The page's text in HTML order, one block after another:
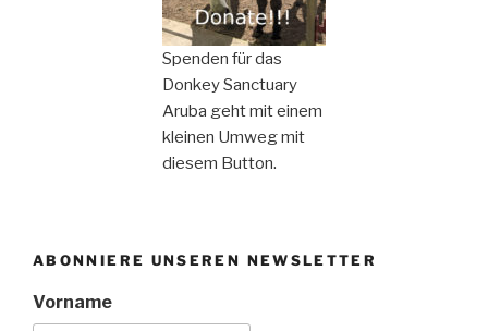
Spenden für das
Donkey Sanctuary
Aruba geht mit einem
kleinen Umweg mit
diesem Button.
ABONNIERE UNSEREN NEWSLETTER
Vorname